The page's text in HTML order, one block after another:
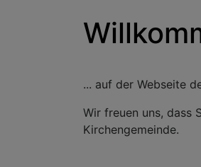
... auf der Webseite
Wir freuen uns, dass
Kirchengemeinde.